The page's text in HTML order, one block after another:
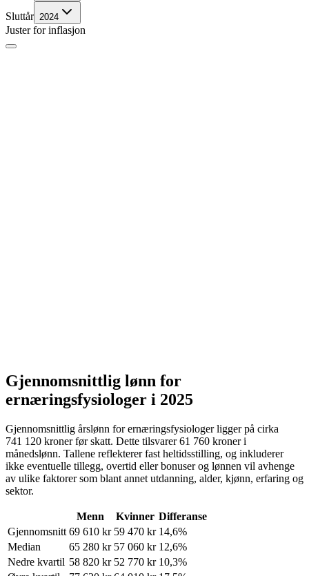
Sluttår 2024
Juster for inflasjon
Gjennomsnittlig lønn for
ernæringsfysiologer i 2025
Gjennomsnittlig årslønn forernæringsfysiologerligger på cirka
741 120 kronerfør skatt. Dette tilsvarer61 760 kroneri
månedslønn. Tallene reflekterer fast heltidsstilling, og inkluderer
ikke eventuelle tillegg, overtid eller bonuser og lønnen vil avhenge
av ulike faktorer som blant annet utdanning, alder, kjønn, erfaring og
sektor.
Menn Kvinner Differanse
Gjennomsnitt 69 610 kr 59 470 kr 14,6%
Median
65 280 kr 57 060 kr 12,6%
Nedre kvartil 58 820 kr 52 770 kr 10,3%